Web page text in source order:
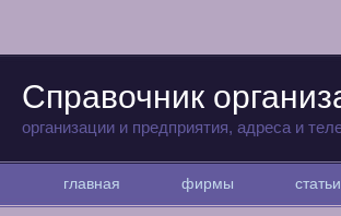
Справочник
организации и предприятия, адреса и
главная фирмы статьи